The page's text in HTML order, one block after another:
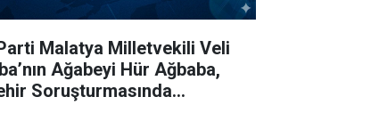
Malatya Milletvekili Veli
Ağabeyi Hür Ağbaba,
Soruşturmasında